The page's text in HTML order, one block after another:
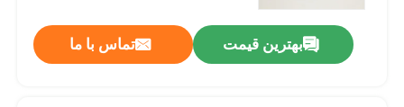
بهترین قیمت تماس با ما